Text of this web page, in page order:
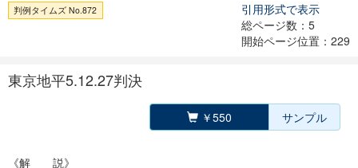
判例タイムズ No.872
引用形式で表示
総ページ数：5
開始ページ位置：229
東京地平5.12.27判決
￥550 サンプル
《解 説》